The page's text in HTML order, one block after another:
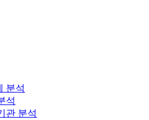
분석
석
관 분석